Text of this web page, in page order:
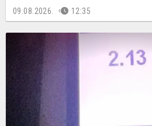
09.08.2026. 12:35